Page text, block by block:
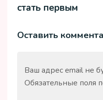
стать первым
Оставить
Ваш адрес email не
Обязательные поля